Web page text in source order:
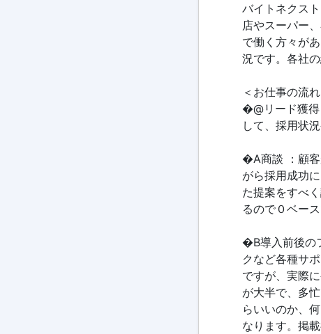
バイトネクス
店やスーパー
で働く方々が
況です。各社
＜お仕事の流れ
�@リード獲得
して、採用状
�A商談 ：顧客
がら採用成功
た提案をすべ
るので０ベー
�B導入前後の
クなど各種サ
ですが、実際
が大半で、多
らいいのか、
なります。掲